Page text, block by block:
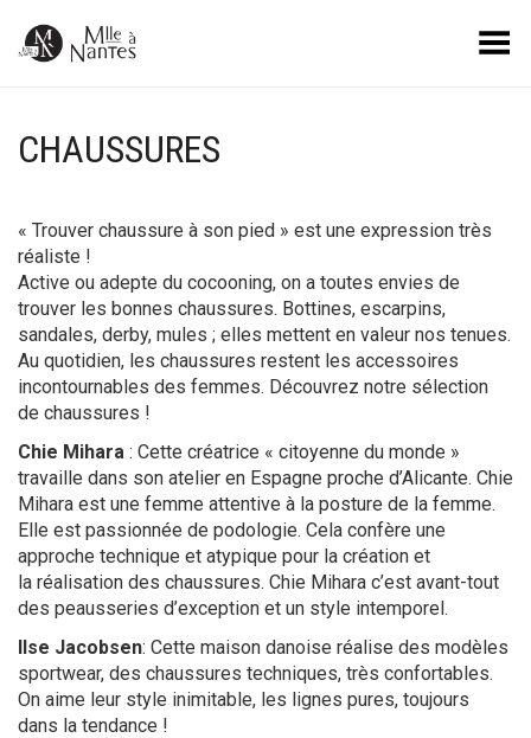
Basculer le menu
CHAUSSURES
« Trouver chaussure à son pied » est une expression très
réaliste !
Active ou adepte du cocooning, on a toutes envies de
trouver les bonnes chaussures. Bottines, escarpins,
sandales, derby, mules ; elles mettent en valeur nos tenues.
Au quotidien, les chaussures restent les accessoires
incontournables des femmes. Découvrez notre sélection
de chaussures !
Chie Mihara : Cette créatrice « citoyenne du monde »
travaille dans son atelier en Espagne proche d’Alicante. Chie
Mihara est une femme attentive à la posture de la femme.
Elle est passionnée de podologie. Cela confère une
approche technique et atypique pour la création et
la réalisation des chaussures. Chie Mihara c’est avant-tout
des peausseries d’exception et un style intemporel.
Ilse Jacobsen: Cette maison danoise réalise des modèles
sportwear, des chaussures techniques, très confortables.
On aime leur style inimitable, les lignes pures, toujours
dans la tendance !